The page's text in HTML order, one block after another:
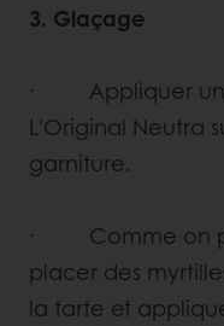
3. Glaçage
· Appliquer
L'Original Neutra
garniture.
· Comme on
placer des
la tarte et